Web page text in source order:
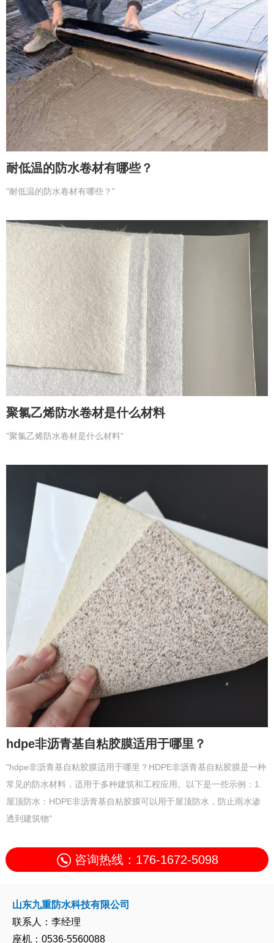
耐低温的防水卷材有哪些？
"耐低温的防水卷材有哪些？"
聚氯乙烯防水卷材是什么材料
"聚氯乙烯防水卷材是什么材料"
hdpe非沥青基自粘胶膜适用于哪里？
"hdpe非沥青基自粘胶膜适用于哪里？HDPE非沥青基自粘胶膜是一种
常见的防水材料，适用于多种建筑和工程应用。以下是一些示例：1.
屋顶防水：HDPE非沥青基自粘胶膜可以用于屋顶防水，防止雨水渗
透到建筑物"
咨询热线：176-1672-5098
山东九重防水科技有限公司
联系人：李经理
座机：0536-5560088